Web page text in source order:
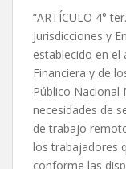
“ARTÍCULO 4°
Jurisdicciones y
establecido en el
Financiera y de
Público Nacional
necesidades de
de trabajo
los trabajadores
conforme las